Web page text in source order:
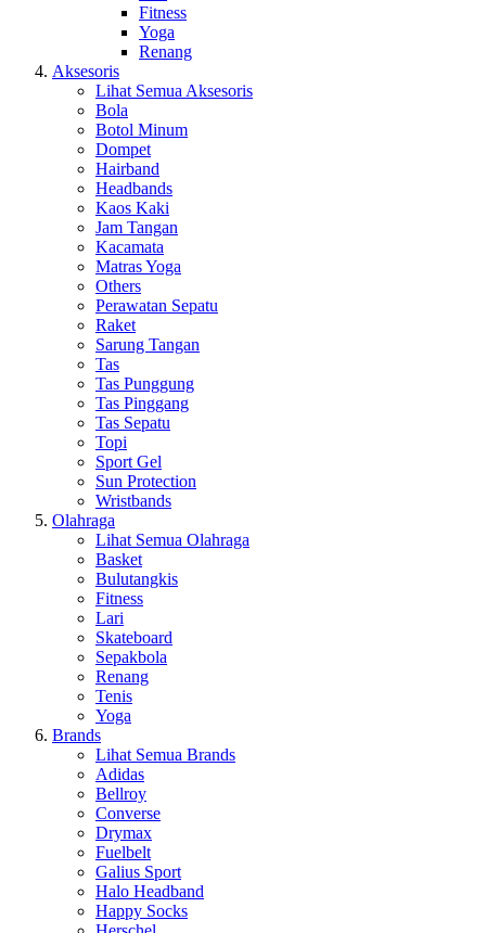
Fitness
Yoga
Renang
Aksesoris
Lihat Semua Aksesoris
Bola
Botol Minum
Dompet
Hairband
Headbands
Kaos Kaki
Jam Tangan
Kacamata
Matras Yoga
Others
Perawatan Sepatu
Raket
Sarung Tangan
Tas
Tas Punggung
Tas Pinggang
Tas Sepatu
Topi
Sport Gel
Sun Protection
Wristbands
Olahraga
Lihat Semua Olahraga
Basket
Bulutangkis
Fitness
Lari
Skateboard
Sepakbola
Renang
Tenis
Yoga
Brands
Lihat Semua Brands
Adidas
Bellroy
Converse
Drymax
Fuelbelt
Galius Sport
Halo Headband
Happy Socks